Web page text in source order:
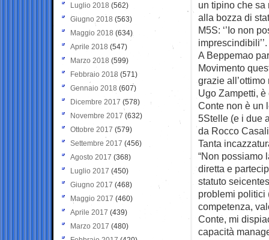
un tipino che
alla bozza di
M5S: ‘’Io non
imprescindibili’’.
A Beppemao
Movimento
grazie
Ugo Zampetti,
Conte non è un
5Stelle (e i due
da Rocco
Tanta
“Non possiamo
diretta e
statuto
problemi politici
competenza,
Conte, mi
capacità
Luglio 2018 (562)
Giugno 2018 (563)
Maggio 2018 (634)
Aprile 2018 (547)
Marzo 2018 (599)
Febbraio 2018 (571)
Gennaio 2018 (607)
Dicembre 2017 (578)
Novembre 2017 (632)
Ottobre 2017 (579)
Settembre 2017 (456)
Agosto 2017 (368)
Luglio 2017 (450)
Giugno 2017 (468)
Maggio 2017 (460)
Aprile 2017 (439)
Marzo 2017 (480)